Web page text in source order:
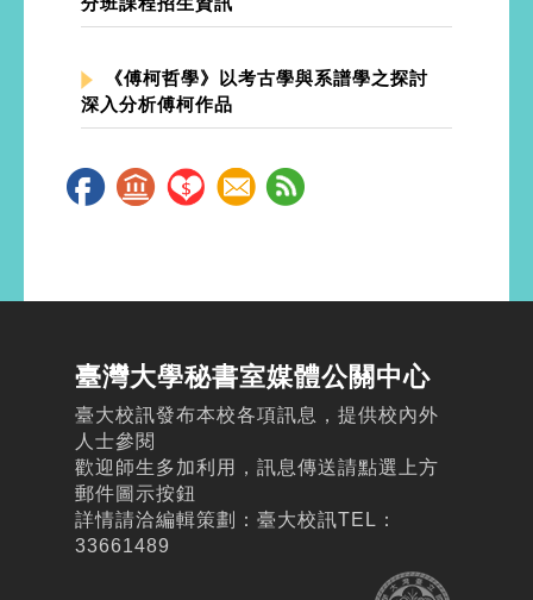
《傅柯哲學》以考古學與系譜學之探討
深入分析傅柯作品
臺灣大學秘書室媒體公關中心
臺大校訊發布本校各項訊息，提供校內外
人士參閱
歡迎師生多加利用，訊息傳送請點選上方
郵件圖示按鈕
詳情請洽編輯策劃：臺大校訊TEL：
33661489